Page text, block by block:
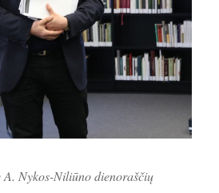
Nykos-Niliūno dienoraščių